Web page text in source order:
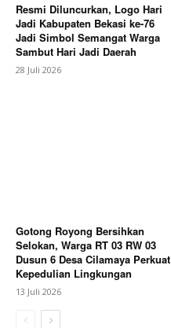
Resmi Diluncurkan, Logo Hari
Jadi Kabupaten Bekasi ke-76
Jadi Simbol Semangat Warga
Sambut Hari Jadi Daerah
28 Juli 2026
Gotong Royong Bersihkan
Selokan, Warga RT 03 RW 03
Dusun 6 Desa Cilamaya Perkuat
Kepedulian Lingkungan
13 Juli 2026